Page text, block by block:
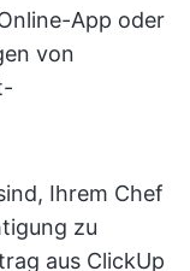
App oder
von
Ihrem Chef
zu
aus ClickUp